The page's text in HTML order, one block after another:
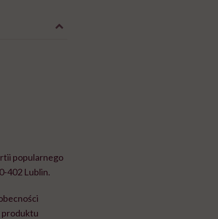
popularnego
402 Lublin.
produktu